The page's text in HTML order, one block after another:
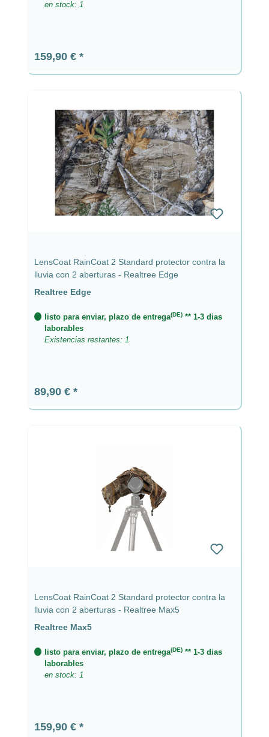
en stock: 1
Precio normal:
159,90 €
LensCoat RainCoat 2 Standard protector contra la
lluvia con 2 aberturas - Realtree Edge
Realtree Edge
listo para enviar, plazo de entrega(DE) ** 1-3 dias
laborables
Existencias restantes: 1
Precio normal:
89,90 €
LensCoat RainCoat 2 Standard protector contra la
lluvia con 2 aberturas - Realtree Max5
Realtree Max5
listo para enviar, plazo de entrega(DE) ** 1-3 dias
laborables
en stock: 1
Precio normal:
159,90 €